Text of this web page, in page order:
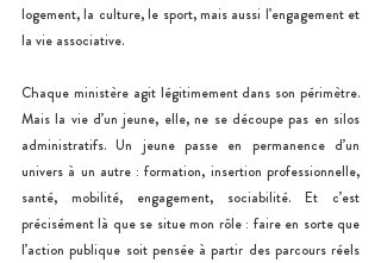
logement, la culture, le sport, mais aussi l’engagement et
la vie associative.
Chaque ministère agit légitimement dans son périmètre.
Mais la vie d’un jeune, elle, ne se découpe pas en silos
administratifs. Un jeune passe en permanence d’un
univers à un autre : formation, insertion professionnelle,
santé, mobilité, engagement, sociabilité. Et c’est
précisément là que se situe mon rôle : faire en sorte que
l’action publique soit pensée à partir des parcours réels